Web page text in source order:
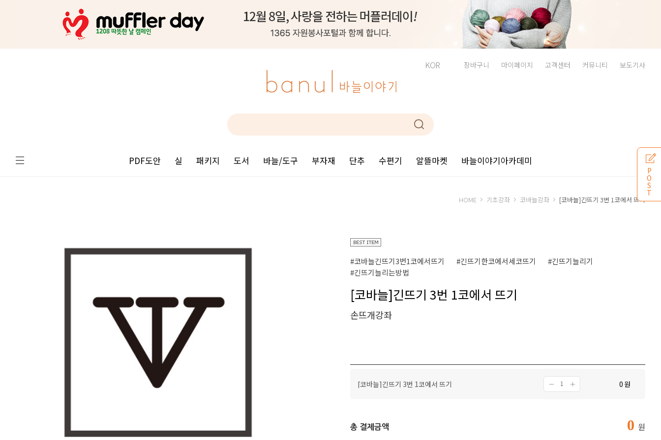
KOR 장바구니 마이페이지 고객센터 커뮤니티 보도기사
PDF도안 실 패키지 도서 바늘/도구 부자재 단추 수편기 알뜰마켓 바늘이야기아카데미
HOME 기초강좌 코바늘강좌 [코바늘]긴뜨기 3번 1코에서 뜨기
#코바늘긴뜨기3번1코에서뜨기 #긴뜨기한코에서세코뜨기
#긴뜨기늘리기
#긴뜨기늘리는방법
[코바늘]긴뜨기 3번 1코에서 뜨기
손뜨개강좌
[코바늘]긴뜨기 3번 1코에서 뜨기 0 원
총 결제금액 0 원
P
O
S
T